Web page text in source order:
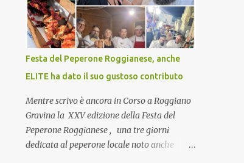
pranzo, racconta un po'! Perchè io avrò ospiti
e cerco degli spunti... Cuocapercaso : A dire il
vero domenica prossima non preparo nulla
perché vado al Pranzo Aziendale di fine
anno organizzato dai mie capi! CoCo :
Pranzo aziendale? Una bella idea!
Cuocapercaso : si, è un modo per riunirsi
tutti a fine anno e tirare le somme…
naturalmente mangiando tutti insieme, con
grande convivialità! CoCo : è naturale il cibo,
Festa del Peperone Roggianese, anche
ELITE ha dato il suo gustoso contributo
Mentre scrivo è ancora in Corso a Roggiano
Gravina la XXV edizione della Festa del
Peperone Roggianese , una tre giorni
dedicata al peperone locale noto anche